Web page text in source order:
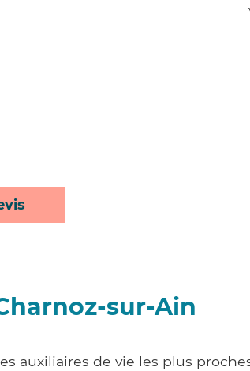
sur-Ain
auxiliaires de vie les plus